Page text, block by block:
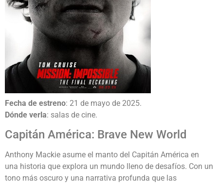
Fecha de estreno: 21 de mayo de 2025.
Dónde verla: salas de cine.
Capitán América: Brave New World
Anthony Mackie asume el manto del Capitán América en
una historia que explora un mundo lleno de desafíos. Con un
tono más oscuro y una narrativa profunda que las